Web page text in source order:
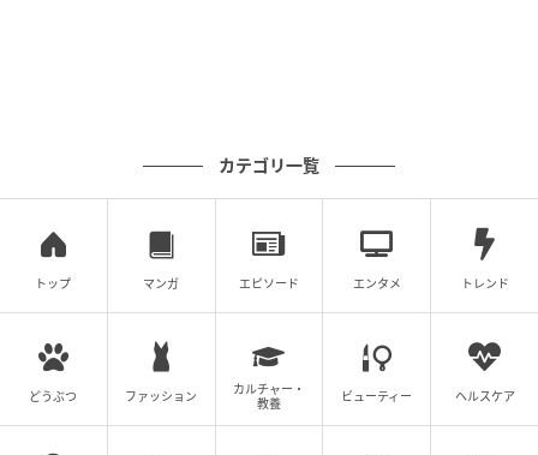
カテゴリ一覧
トップ マンガ エピソード エンタメ トレンド
どうぶつ ファッション
カルチャー・
教養
ビューティー ヘルスケア